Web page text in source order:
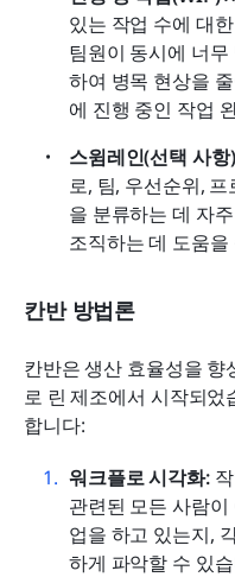
있는 작업 수에 대
팀원이 동시에 너
하여 병목 현상을
에 진행 중인 작업
스윔레인(선택 사항
로, 팀, 우선순위,
을 분류하는 데 자
조직하는 데 도움을
칸반 방법론
칸반은 생산 효율성을
로 린 제조에서 시작되
합니다:
워크플로 시각화:
관련된 모든 사람
업을 하고 있는지,
하게 파악할 수 있